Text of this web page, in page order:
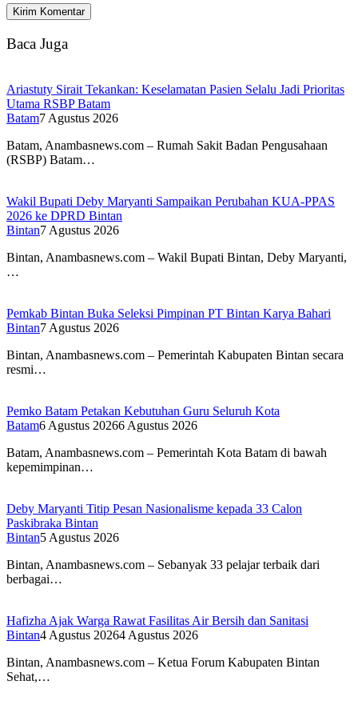
Baca Juga
Ariastuty Sirait Tekankan: Keselamatan Pasien Selalu Jadi Prioritas
Utama RSBP Batam
Batam7 Agustus 2026
Batam, Anambasnews.com – Rumah Sakit Badan Pengusahaan
(RSBP) Batam…
Wakil Bupati Deby Maryanti Sampaikan Perubahan KUA-PPAS
2026 ke DPRD Bintan
Bintan7 Agustus 2026
Bintan, Anambasnews.com – Wakil Bupati Bintan, Deby Maryanti,
…
Pemkab Bintan Buka Seleksi Pimpinan PT Bintan Karya Bahari
Bintan7 Agustus 2026
Bintan, Anambasnews.com – Pemerintah Kabupaten Bintan secara
resmi…
Pemko Batam Petakan Kebutuhan Guru Seluruh Kota
Batam6 Agustus 20266 Agustus 2026
Batam, Anambasnews.com – Pemerintah Kota Batam di bawah
kepemimpinan…
Deby Maryanti Titip Pesan Nasionalisme kepada 33 Calon
Paskibraka Bintan
Bintan5 Agustus 2026
Bintan, Anambasnews.com – Sebanyak 33 pelajar terbaik dari
berbagai…
Hafizha Ajak Warga Rawat Fasilitas Air Bersih dan Sanitasi
Bintan4 Agustus 20264 Agustus 2026
Bintan, Anambasnews.com – Ketua Forum Kabupaten Bintan
Sehat,…